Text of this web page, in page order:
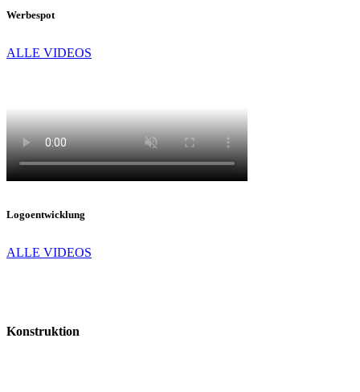
Werbespot
ALLE VIDEOS
Logoentwicklung
ALLE VIDEOS
Konstruktion